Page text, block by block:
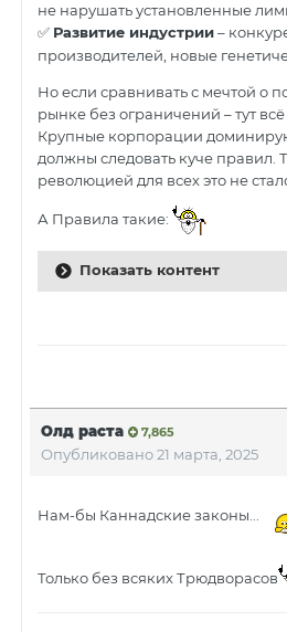
не нарушать установленные
✅ Развитие индустрии–
производителей, новые
Но если сравнивать с мечтой о
рынке без ограничений – тут
Крупные корпорации
должны следовать куче правил.
революцией для всех это не
А Правила такие:
Показать контент
Олд раста 7,865
Опубликовано21 марта, 2025
Нам-бы Каннадские законы...
Только без всяких Трюдворасов